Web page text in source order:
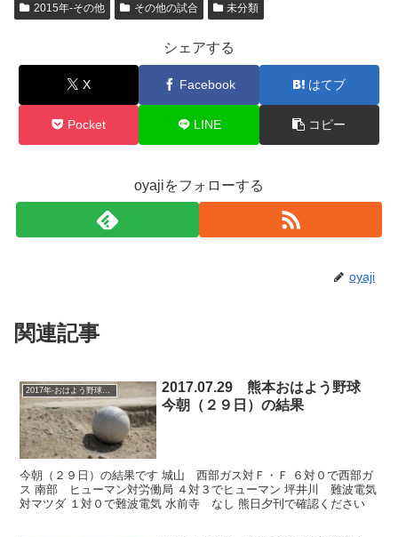
2015年-その他 その他の試合 未分類
シェアする
X Facebook はてブ
Pocket LINE コピー
oyajiをフォローする
oyaji
関連記事
2017年-おはよう野球大会
2017.07.29 熊本おはよう野球
今朝（２９日）の結果
今朝（２９日）の結果です 城山 西部ガス対Ｆ・Ｆ ６対０で西部ガ
ス 南部 ヒューマン対労働局 ４対３でヒューマン 坪井川 難波電気
対マツダ １対０で難波電気 水前寺 なし 熊日夕刊で確認ください